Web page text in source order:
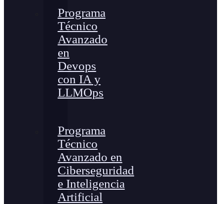
Programa
Técnico
Avanzado
en
Devops
con IA y
LLMOps
Programa
Técnico
Avanzado en
Ciberseguridad
e Inteligencia
Artificial